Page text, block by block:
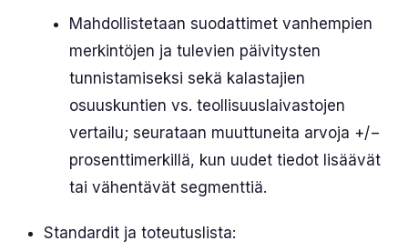
Mahdollistetaan suodattimet vanhempien
merkintöjen ja tulevien päivitysten
tunnistamiseksi sekä kalastajien
osuuskuntien vs. teollisuuslaivastojen
vertailu; seurataan muuttuneita arvoja +/−
prosenttimerkillä, kun uudet tiedot lisäävät
tai vähentävät segmenttiä.
Standardit ja toteutuslista: